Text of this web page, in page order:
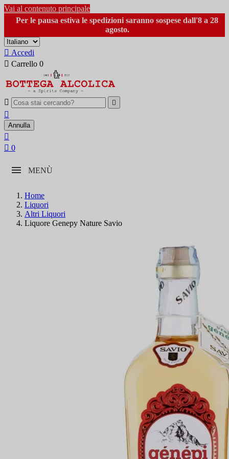
Vai al contenuto principale
Per le pausa estiva le spedizioni saranno sospese dall'8 a 28
agosto.
 Accedi
 Carrello 0
 

Annulla

 0
MENÙ
Home
Liquori
Altri Liquori
Liquore Genepy Nature Savio